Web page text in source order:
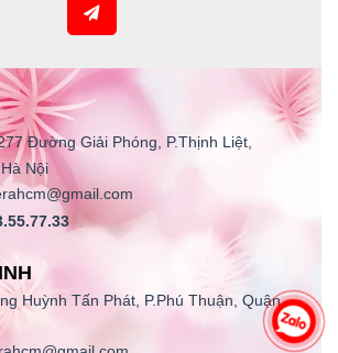
Đường Giải Phóng, P.Thịnh Liệt,
Nội
Huỳnh Tấn Phát, P.Phú Thuận, Quận